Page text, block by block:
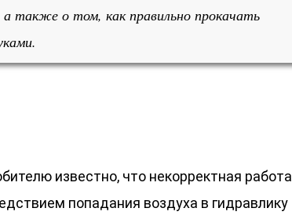
а также о том, как правильно прокачать
известно, что некорректная работа
попадания воздуха в гидравлику